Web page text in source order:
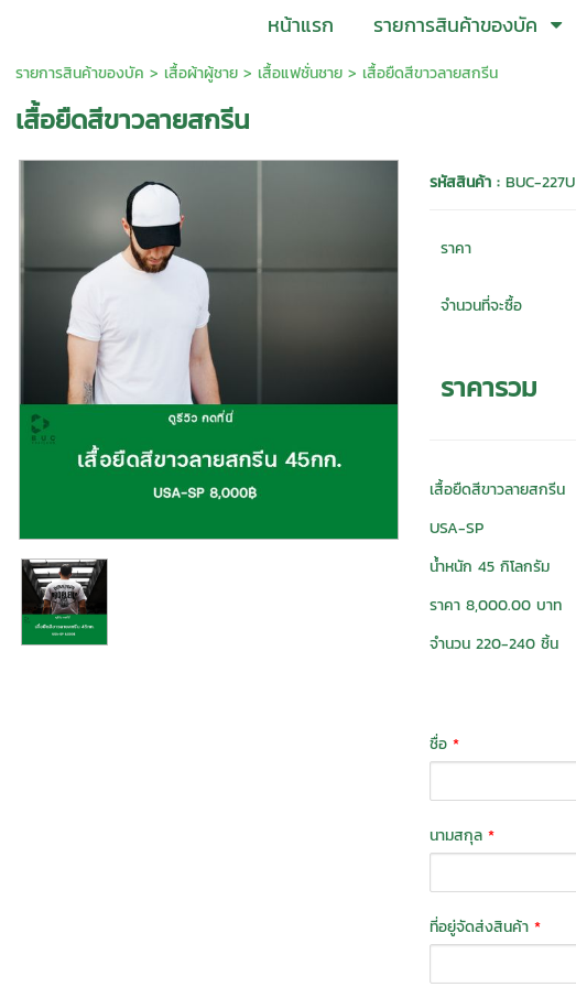
หน้าแรก รายการสินค้าของบัค
รายการสินค้าของบัค > เสื้อผ้าผู้ชาย> เสื้อแฟชั่นชาย> เสื้อยืดสีขาวลายสกรีน
เสื้อยืดสีขาวลายสกรีน
รหัสสินค้า : BUC-227U
ราคา
จำนวนที่จะซื้อ
ราคารวม
เสื้อยืดสีขาวลายสกรีน
USA-SP
น้ำหนัก 45 กิโลกรัม
ราคา 8,000.00 บาท
จำนวน 220-240 ชิ้น
ชื่อ *
นามสกุล *
ที่อยู่จัดส่งสินค้า *